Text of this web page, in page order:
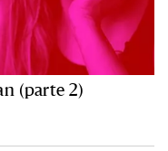
(parte 2)